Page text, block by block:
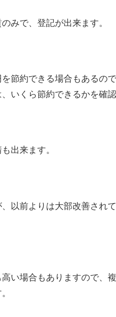
みで、登記が出来ます。
節約できる場合もあるの
いくら節約できるかを確
出来ます。
以前よりは大部改善され
い場合もありますので、